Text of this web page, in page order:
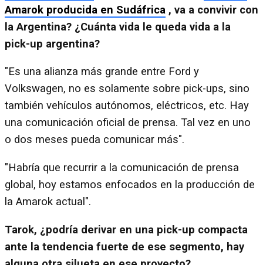
Amarok producida en Sudáfrica , va a convivir con
la Argentina? ¿Cuánta vida le queda vida a la
pick-up argentina?
"Es una alianza más grande entre Ford y
Volkswagen, no es solamente sobre pick-ups, sino
también vehículos autónomos, eléctricos, etc. Hay
una comunicación oficial de prensa. Tal vez en uno
o dos meses pueda comunicar más".
"Habría que recurrir a la comunicación de prensa
global, hoy estamos enfocados en la producción de
la Amarok actual".
Tarok, ¿podría derivar en una pick-up compacta
ante la tendencia fuerte de ese segmento, hay